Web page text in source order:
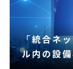
「統合ネ
ル内の設